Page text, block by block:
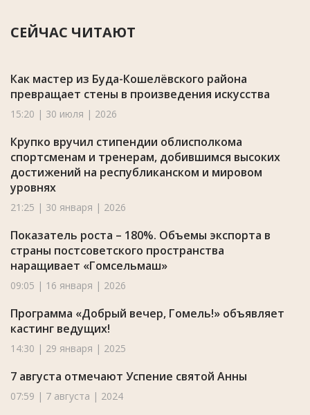
СЕЙЧАС ЧИТАЮТ
Как мастер из Буда-Кошелёвского района
превращает стены в произведения искусства
15:20 | 30 июля | 2026
Крупко вручил стипендии облисполкома
спортсменам и тренерам, добившимся высоких
достижений на республиканском и мировом
уровнях
21:25 | 30 января | 2026
Показатель роста – 180%. Объемы экспорта в
страны постсоветского пространства
наращивает «Гомсельмаш»
09:05 | 16 января | 2026
Программа «Добрый вечер, Гомель!» объявляет
кастинг ведущих!
14:30 | 29 января | 2025
7 августа отмечают Успение святой Анны
07:59 | 7 августа | 2024